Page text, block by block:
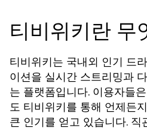
티비위키란 무
티비위키는 국내외 인기 드
이션을 실시간 스트리밍과
는 플랫폼입니다. 이용자들
도 티비위키를 통해 언제든
큰 인기를 얻고 있습니다. 직